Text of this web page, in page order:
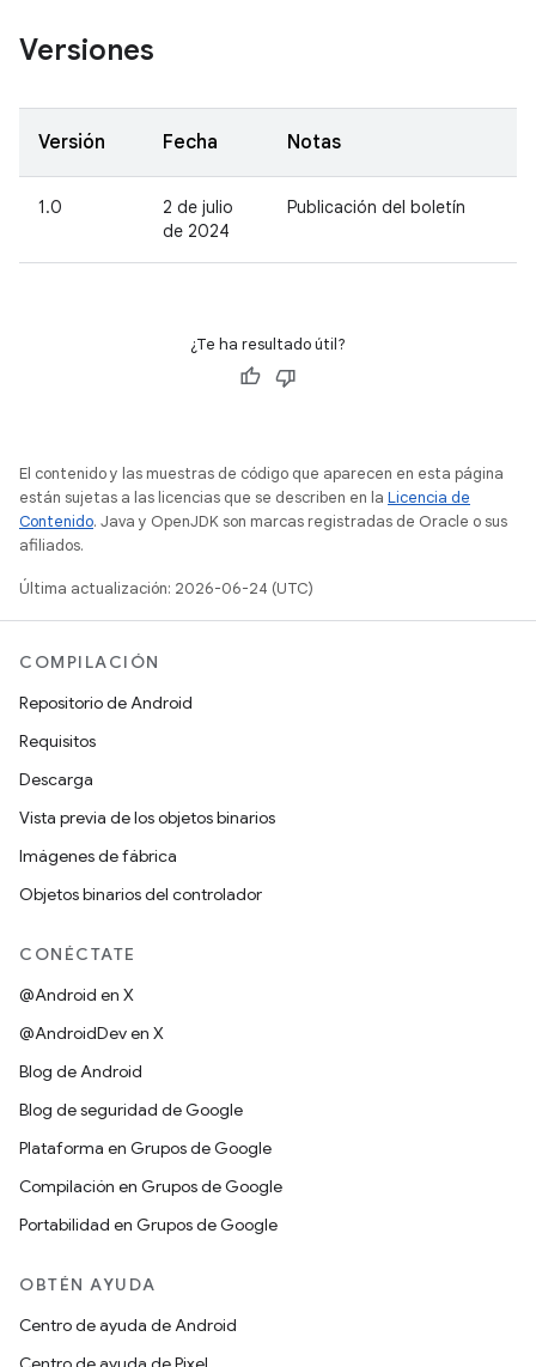
Versiones
Versión Fecha Notas
1.0
2 de julio
de 2024
Publicación del boletín
¿Te ha resultado útil?
El contenido y las muestras de código que aparecen en esta página
están sujetas a las licencias que se describen en la Licencia de
Contenido. Java y OpenJDK son marcas registradas de Oracle o sus
afiliados.
Última actualización: 2026-06-24 (UTC)
COMPILACIÓN
Repositorio de Android
Requisitos
Descarga
Vista previa de los objetos binarios
Imágenes de fábrica
Objetos binarios del controlador
CONÉCTATE
@Android en X
@AndroidDev en X
Blog de Android
Blog de seguridad de Google
Plataforma en Grupos de Google
Compilación en Grupos de Google
Portabilidad en Grupos de Google
OBTÉN AYUDA
Centro de ayuda de Android